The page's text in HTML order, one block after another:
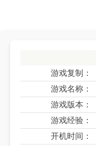
游戏复制：
游戏名称：
游戏版本：
游戏经验：
开机时间：